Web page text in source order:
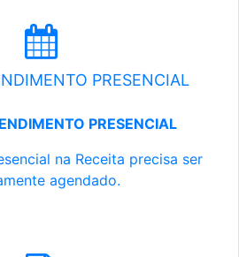
PRESENCIAL
PRESENCIAL
na Receita precisa ser
agendado.